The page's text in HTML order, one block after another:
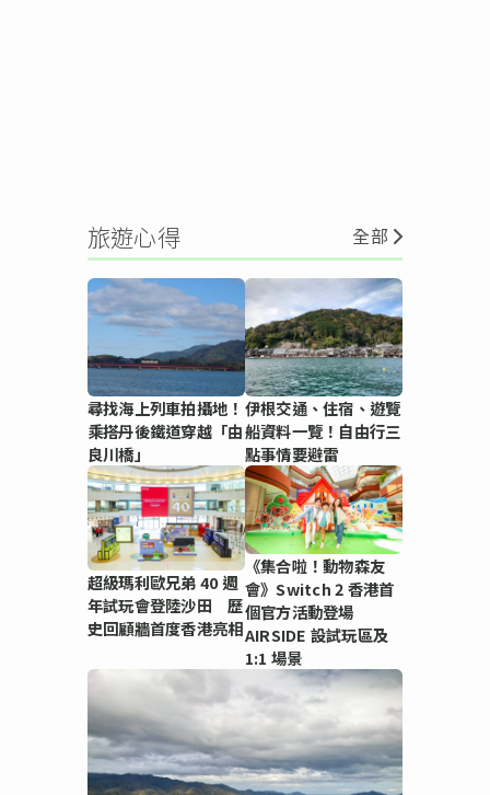
旅遊心得 全部
尋找海上列車拍攝地！
乘搭丹後鐵道穿越「由
良川橋」
伊根交通、住宿、遊覽
船資料一覽！自由行三
點事情要避雷
超級瑪利歐兄弟 40 週
年試玩會登陸沙田 歷
史回顧牆首度香港亮相
《集合啦！動物森友
會》Switch 2 香港首
個官方活動登場
AIRSIDE 設試玩區及
1:1 場景